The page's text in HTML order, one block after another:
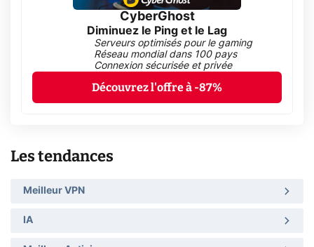
CyberGhost
Diminuez le Ping et le Lag
Serveurs optimisés pour le gaming
Réseau mondial dans 100 pays
Connexion sécurisée et privée
Découvrez l'offre à -87%
Les tendances
Meilleur VPN
IA